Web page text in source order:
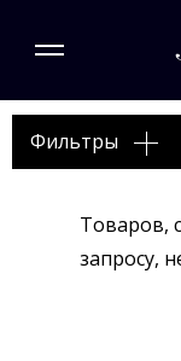
Фильтры
Товаров,
запросу,